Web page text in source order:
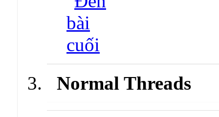
Normal Threads